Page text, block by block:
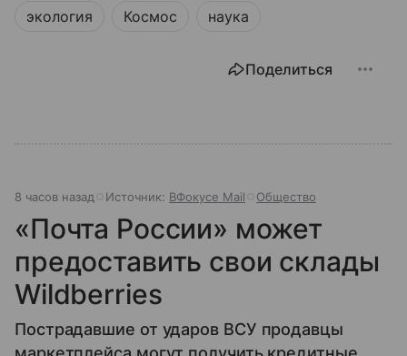
экология Космос наука
Поделиться
8 часов назад Источник: ВФокусе Mail Общество
«Почта России» может
предоставить свои склады
Wildberries
Пострадавшие от ударов ВСУ продавцы